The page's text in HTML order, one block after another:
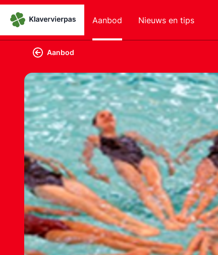
Aanbod Nieuws en tips
Aanbod